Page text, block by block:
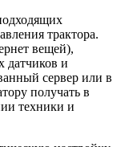
трактора.
вещей),
датчиков и
сервер или в
получать в
техники и